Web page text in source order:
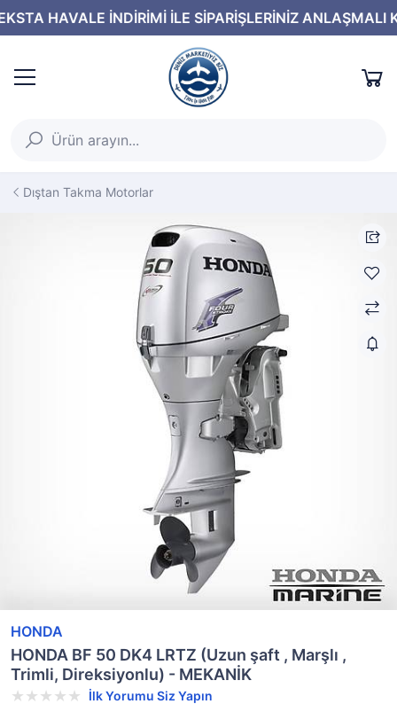
Dıştan Takma Motorlar
HONDA
HONDA BF 50 DK4 LRTZ (Uzun şaft , Marşlı ,
Trimli, Direksiyonlu) - MEKANİK
İlk Yorumu Siz Yapın